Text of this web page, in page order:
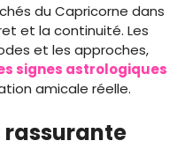
du Capricorne dans
et la continuité. Les
et les approches,
signes astrologiques
amicale réelle.
rassurante